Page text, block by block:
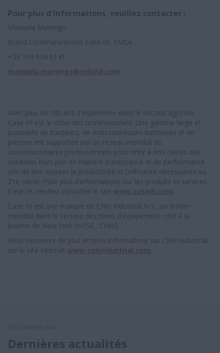
Pour plus d'informations, veuillez contacter :
Manuela Marengo
Brand Communications Case IH, EMEA
+39 334 634 0141
Avec plus de 180 ans d'expérience dans le secteur agricole,
Case IH est le choix des professionnels. Une gamme large et
puissante de tracteurs, de moissonneuses-batteuses et de
presses est supportée par un réseau mondial de
concessionnaires professionnels pour offrir à nos clients des
solutions hors pair en matière d’assistance et de performance
afin de leur assurer la productivité et l’efficacité nécessaires au
21e siècle. Pour plus d'informations sur les produits et services
Case IH, veuillez consulter le site
Case IH est une marque de CNH Industrial N.V., un leader
mondial dans le secteur des biens d’équipement coté à la
bourse de New York (NYSE : CNHI).
Vous trouverez de plus amples informations sur CNH Industrial
sur le site Internet
Dernières actualités